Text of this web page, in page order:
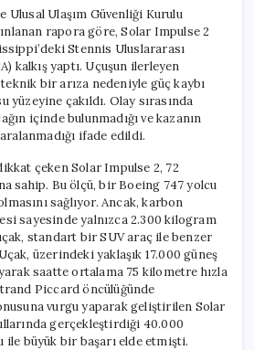
Kalarak
Yeni
Bir
Rekor
Kırıldı
için
Ulusal Ulaşım Güvenliği Kurulu
rapora göre, Solar Impulse 2
Stennis Uluslararası
kalkış yaptı. Uçuşun ilerleyen
bir arıza nedeniyle güç kaybı
yüzeyine çakıldı. Olay sırasında
içinde bulunmadığı ve kazanın
ifade edildi.
çeken Solar Impulse 2, 72
sahip. Bu ölçü, bir Boeing 747 yolcu
sağlıyor. Ancak, karbon
sayesinde yalnızca 2.300 kilogram
standart bir SUV araç ile benzer
üzerindeki yaklaşık 17.000 güneş
saatte ortalama 75 kilometre hızla
Piccard öncülüğünde
vurgu yaparak geliştirilen Solar
gerçekleştirdiği 40.000
büyük bir başarı elde etmişti.